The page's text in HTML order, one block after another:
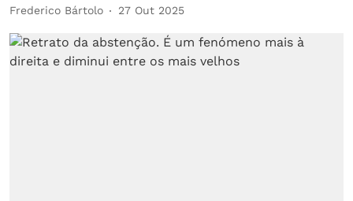
Frederico Bártolo 27 Out 2025